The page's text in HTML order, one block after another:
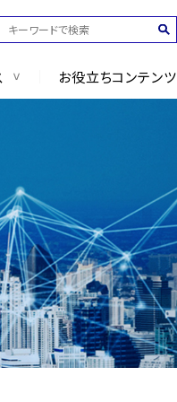
お役立ちコンテンツ